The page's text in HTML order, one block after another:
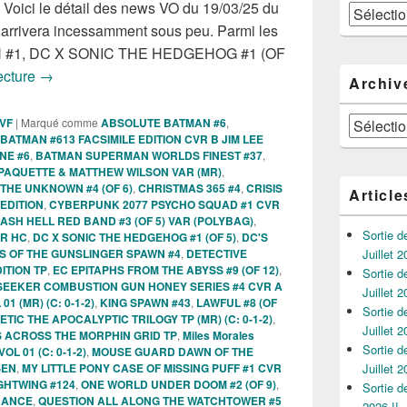
le détail des news VO du 19/03/25 du
incessamment sous peu. Parmi les
DC X SONIC THE HEDGEHOG #1 (OF
Sorties des Comics VO lunar de la semaine du 19 mars
→
| Marqué comme ABSOLUTE BATMAN #6,
BATMAN #613 FACSIMILE EDITION CVR B JIM LEE
#6, BATMAN SUPERMAN WORLDS FINEST #37,
& MATTHEW WILSON VAR (MR),
UNKNOWN #4 (OF 6), CHRISTMAS 365 #4, CRISIS
, CYBERPUNK 2077 PSYCHO SQUAD #1 CVR
HELL RED BAND #3 (OF 5) VAR (POLYBAG),
HC, DC X SONIC THE HEDGEHOG #1 (OF 5), DC'S
OF THE GUNSLINGER SPAWN #4, DETECTIVE
TP, EC EPITAPHS FROM THE ABYSS #9 (OF 12),
COMBUSTION GUN HONEY SERIES #4 CVR A
(MR) (C: 0-1-2), KING SPAWN #43, LAWFUL #8 (OF
THE APOCALYPTIC TRILOGY TP (MR) (C: 0-1-2),
THE MORPHIN GRID TP, Miles Morales
01 (C: 0-1-2), MOUSE GUARD DAWN OF THE
, MY LITTLE PONY CASE OF MISSING PUFF #1 CVR
#124, ONE WORLD UNDER DOOM #2 (OF 9),
, QUESTION ALL ALONG THE WATCHTOWER #5
Catégories
Archives
Sortie
Juillet
Sortie
Juillet
Sortie
Juillet
Sortie
Juillet
Sortie